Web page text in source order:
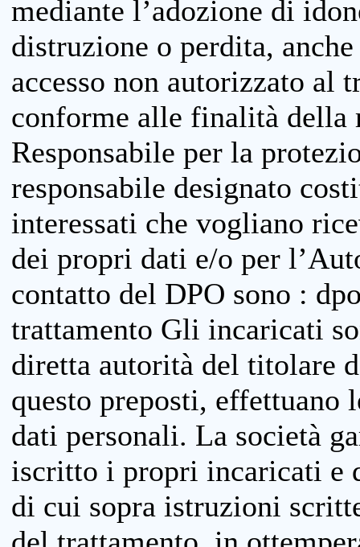
mediante l’adozione di
distruzione o perdita,
accesso non autorizzato al
conforme alle finalità della
Responsabile per la
responsabile designato
interessati che vogliano
dei propri dati e/o per
contatto del DPO sono :
trattamento Gli incaricati
diretta autorità del titolare
questo preposti, effettuano
dati personali. La società
iscritto i propri incaricati e
di cui sopra istruzioni